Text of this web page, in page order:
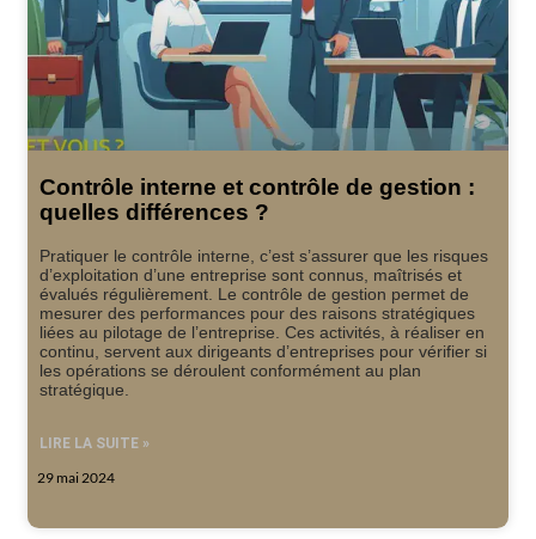
Contrôle interne et contrôle de gestion :
quelles différences ?
Pratiquer le contrôle interne, c’est s’assurer que les risques
d’exploitation d’une entreprise sont connus, maîtrisés et
évalués régulièrement. Le contrôle de gestion permet de
mesurer des performances pour des raisons stratégiques
liées au pilotage de l’entreprise. Ces activités, à réaliser en
continu, servent aux dirigeants d’entreprises pour vérifier si
les opérations se déroulent conformément au plan
stratégique.
LIRE LA SUITE »
29 mai 2024